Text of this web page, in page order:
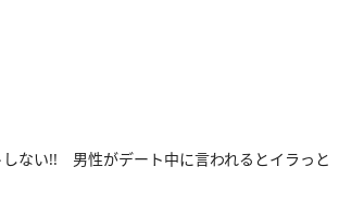
しない!! 男性がデート中に言われるとイラっと